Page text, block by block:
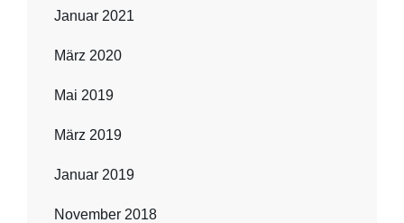
Januar 2021
März 2020
Mai 2019
März 2019
Januar 2019
November 2018